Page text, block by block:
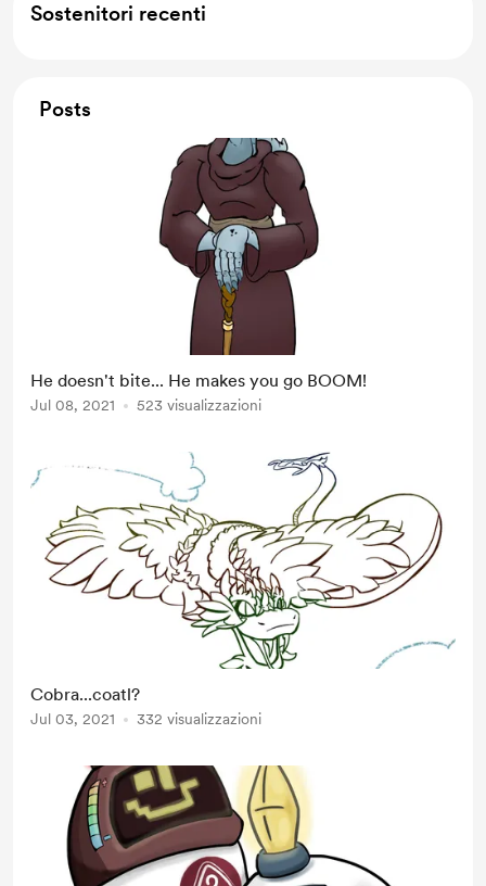
Sostenitori recenti
Posts
He doesn't bite... He makes you go BOOM!
Jul 08, 2021 523 visualizzazioni
Cobra...coatl?
Jul 03, 2021 332 visualizzazioni